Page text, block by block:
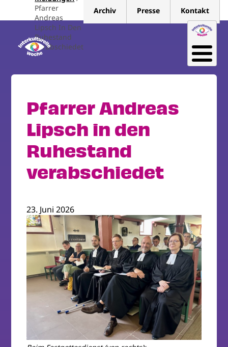
Pfarrer
Andreas
Lipsch In Den
Ruhestand
Verabschiedet
Archiv Presse Kontakt
Pfarrer Andreas
Lipsch in den
Ruhestand
verabschiedet
23. Juni 2026